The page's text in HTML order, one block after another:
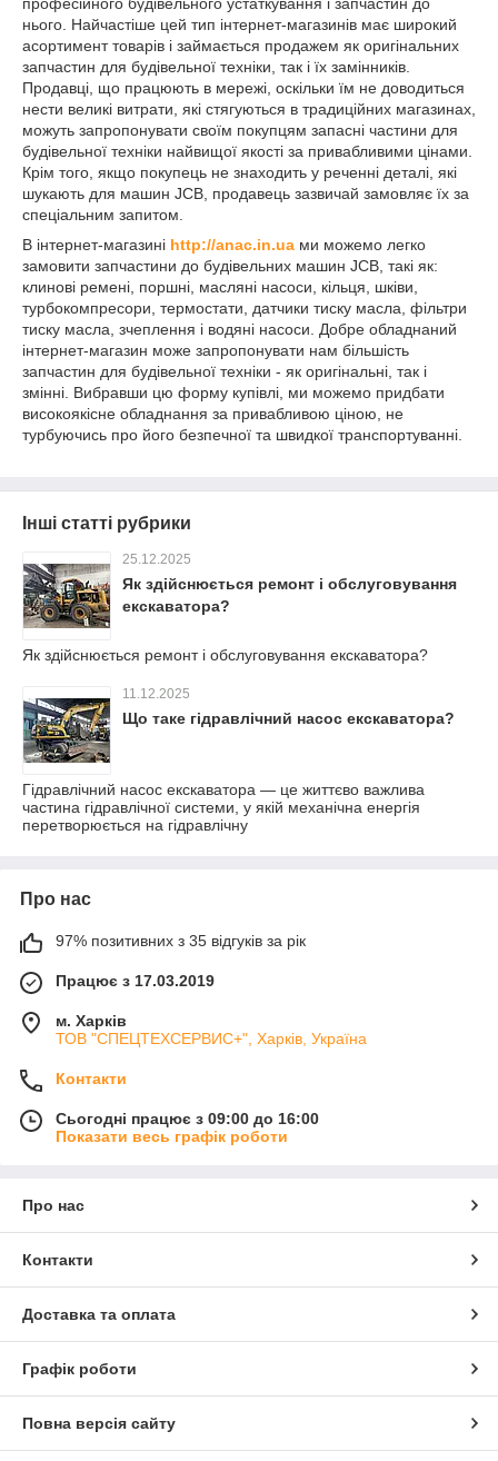
нього. Найчастіше цей тип інтернет-магазинів має широкий
асортимент товарів і займається продажем як оригінальних
запчастин для будівельної техніки, так і їх замінників.
Продавці, що працюють в мережі, оскільки їм не доводиться
нести великі витрати, які стягуються в традиційних магазинах,
можуть запропонувати своїм покупцям запасні частини для
будівельної техніки найвищої якості за привабливими цінами.
Крім того, якщо покупець не знаходить у реченні деталі, які
шукають для машин JCB, продавець зазвичай замовляє їх за
спеціальним запитом.
В інтернет-магазині http://anac.in.ua ми можемо легко
замовити запчастини до будівельних машин JCB, такі як:
клинові ремені, поршні, масляні насоси, кільця, шківи,
турбокомпресори, термостати, датчики тиску масла, фільтри
тиску масла, зчеплення і водяні насоси. Добре обладнаний
інтернет-магазин може запропонувати нам більшість
запчастин для будівельної техніки - як оригінальні, так і
змінні. Вибравши цю форму купівлі, ми можемо придбати
високоякісне обладнання за привабливою ціною, не
турбуючись про його безпечної та швидкої транспортуванні.
Інші статті рубрики
25.12.2025
Як здійснюється ремонт і обслуговування
екскаватора?
Як здійснюється ремонт і обслуговування екскаватора?
11.12.2025
Що таке гідравлічний насос екскаватора?
Гідравлічний насос екскаватора — це життєво важлива
частина гідравлічної системи, у якій механічна енергія
перетворюється на гідравлічну
Про нас
97% позитивних з 35 відгуків за рік
Працює з 17.03.2019
м. Харків
ТОВ "СПЕЦТЕХСЕРВИС+", Харків, Україна
Контакти
Сьогодні працює з 09:00 до 16:00
Показати весь графік роботи
Про нас
Контакти
Доставка та оплата
Графік роботи
Повна версія сайту